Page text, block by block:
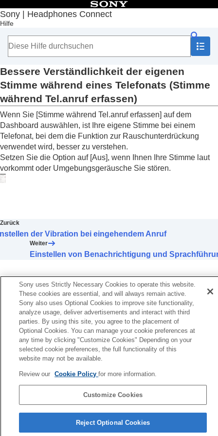
Sony | Headphones Connect
Hilfe
Inhaltsverzeichnis
Anfang
Erste Schritte
Hinweise zur Bedienung
Hinweis zum Dashboard von „Sony | Headphones
Connect
Auf der Registerkarte [Status] angezeigte
Funktionen
Auf der Registerkarte [Sound] angezeigte
Funktionen
Auf der Registerkarte [System] angezeigte
Funktionen
Aktivieren einer Mehrpunktverbindung (Mit 2
Geräten gleichzeitig verbinden
Ändern der Einstellung für den
Sprachassistenten
Lautstärkeregelung )
Ändern der Funktion der Taste oder des
Touchsensors
Antippen
Einstellen des Touchsensor-Bedienfelds
Ändern der[Umg.geräusch-Strg]-
Bedienungseinstellung
Wechseln des Service, derQuick Access
zugewiesen wurde
Ändern der Prioritätseinstellung (LE Audio-
Verbindungsqualität) für dieBLUETOOTH-
Verbindung (
Aktivieren der Kopfhörersteuerung durch
Kopfgesten wie Nicken und Kopfschütteln
Einstellen einerLE Audio-Verbindung für
Kopfhörer
Bestimmen der optimalen Größe der
Bessere Verständlichkeit der eigenen
Stimme während eines Telefonats (Stimme
während Tel.anruf erfassen)
Wenn Sie [Stimme während Tel.anruf erfassen] auf dem
Dashboard auswählen, ist Ihre eigene Stimme bei einem
Telefonat, bei dem die Funktion zur Rauschunterdrückung
verwendet wird, besser zu verstehen.
Setzen Sie die Option auf [Aus], wenn Ihnen Ihre Stimme laut
vorkommt oder Umgebungsgeräusche Sie stören.
Zurück
der Vibration bei eingehendem Anruf
Weiter
Einstellen von Benachrichtigung und
Sprachenauswahlseite
4-730-254-46(1)
Sony uses Strictly Necessary Cookies to operate this website.
These cookies are essential, and will always remain active.
Sony also uses Optional Cookies to improve site functionality,
analyze usage, deliver advertisements and interact with third
parties. By using this site, you agree to the placement of
Optional Cookies. You can manage your cookie preferences at
any time by clicking "Customize Cookies" Depending on your
selected cookie preferences, the full functionality of this
website may not be available.
Review our Cookie Policyfor more information.
Customize Cookies
Reject Optional Cookies